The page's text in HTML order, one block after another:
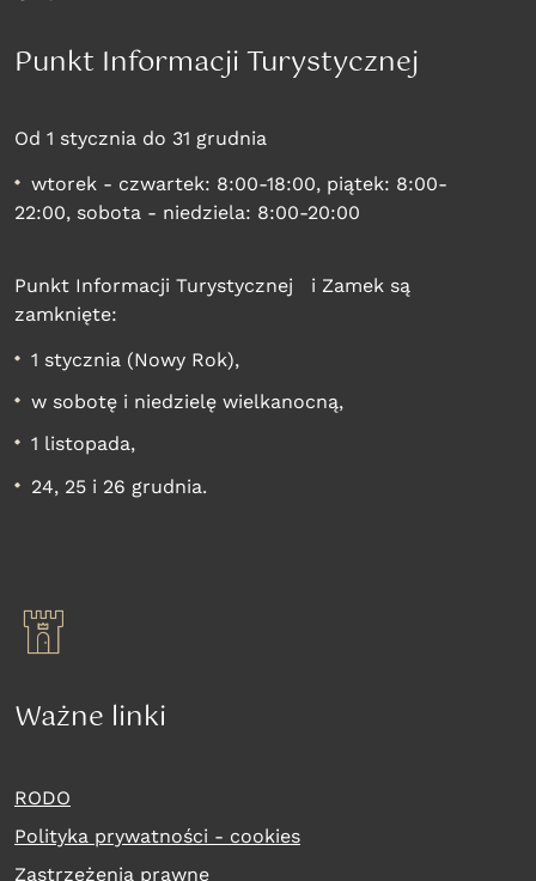
Punkt Informacji Turystycznej
Od 1 stycznia do 31 grudnia
wtorek - czwartek: 8:00-18:00, piątek: 8:00-
22:00, sobota - niedziela: 8:00-20:00
Punkt Informacji Turystycznej i Zamek są
zamknięte:
1 stycznia (Nowy Rok),
w sobotę i niedzielę wielkanocną,
1 listopada,
24, 25 i 26 grudnia.
Ważne linki
RODO
Polityka prywatności - cookies
Zastrzeżenia prawne